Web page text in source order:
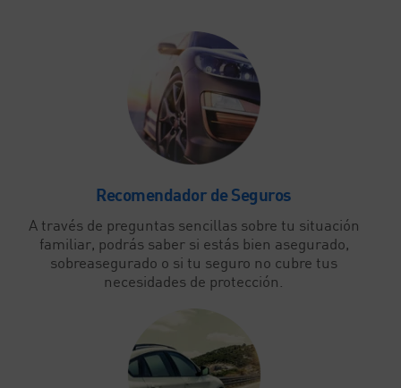
Recomendador de Seguros
A través de preguntas sencillas sobre tu situación
familiar, podrás saber si estás bien asegurado,
sobreasegurado o si tu seguro no cubre tus
necesidades de protección.